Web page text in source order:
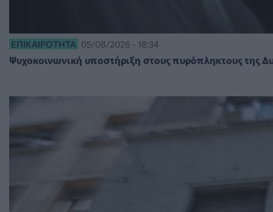
ΕΠΙΚΑΙΡΌΤΗΤΑ 05/08/2026 - 18:34
Ψυχοκοινωνική υποστήριξη στους πυρόπληκτους της